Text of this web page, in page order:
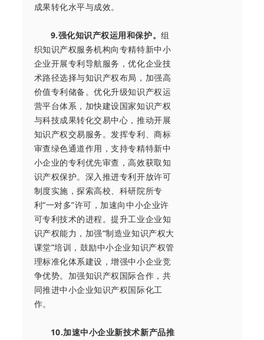
成果转化水平与成效。
9.强化知识产权运用和保护。组
织知识产权服务机构向专精特新中小
企业开展专利导航服务，优化企业技
术路径选择与知识产权布局，加强高
价值专利储备。优化升级知识产权运
营平台体系，加快建设国家知识产权
与科技成果转化交易中心，推动开展
知识产权交易服务。发挥专利、商标
审查绿色通道作用，支持专精特新中
小企业的专利优先审查，高效获取知
识产权保护。深入推进专利开放许可
制度实施，探索高校、科研院所专
利“一对多”许可，加速向中小企业许
可专利技术的进程。提升工业企业知
识产权能力，加强“制造业知识产权大
课堂”培训，鼓励中小企业知识产权管
理标准化体系建设，增强中小企业竞
争优势。加强知识产权国际合作，共
同推进中小企业知识产权国际化工
作。
10.加速中小企业新技术新产品推